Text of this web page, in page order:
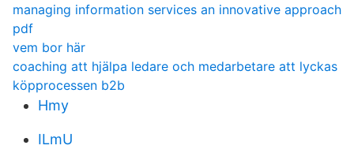
managing information services an innovative approach
pdf
vem bor här
coaching att hjälpa ledare och medarbetare att lyckas
köpprocessen b2b
Hmy
ILmU